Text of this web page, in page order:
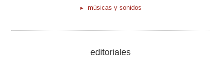
músicas y sonidos
editoriales